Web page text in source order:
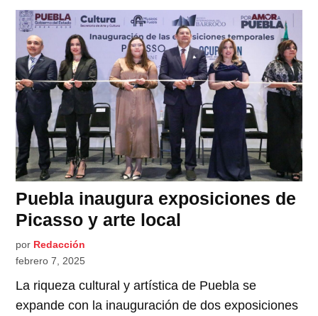
Puebla inaugura exposiciones de
Picasso y arte local
por Redacción
febrero 7, 2025
La riqueza cultural y artística de Puebla se
expande con la inauguración de dos exposiciones